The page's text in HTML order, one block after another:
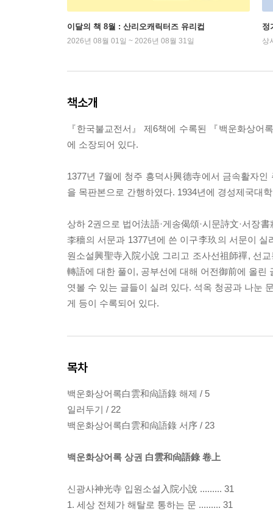
이달의 책 8월 : 산리오캐릭터즈 유리컵
2026년 08월 01일 ~ 2026년 08월 31일
정
상
책소개
『한국불교전서』 제6책에 수록된 『백운화상
에 소장되어 있다.
1377년 7월에 청주 흥덕사興德寺에서 금속활자
을 목판본으로 간행하였다. 1934년에 경성제국대
상하 2권으로 법어法語·게송偈頌·시문詩文·서장
李穡의 서문과 1377년에 쓴 이구李玖의 서문이
원소설興聖寺入院小說 그리고 조사선祖師禪, 선
轉語에 대한 풀이, 공부선에 대해 어전御前에 올
엿볼 수 있는 글들이 실려 있다. 석옥 청공과 나눈
게 등이 수록되어 있다.
목차
백운화상어록白雲和尙語錄 해제 / 5
일러두기 / 22
백운화상어록白雲和尙語錄 서序 / 23
백운화상어록 상권 白雲和尙語錄 卷上
신광사神光寺 입원소설入院小說 ......... 31
1. 세상 전체가 해탈로 통하는 문 ......... 31